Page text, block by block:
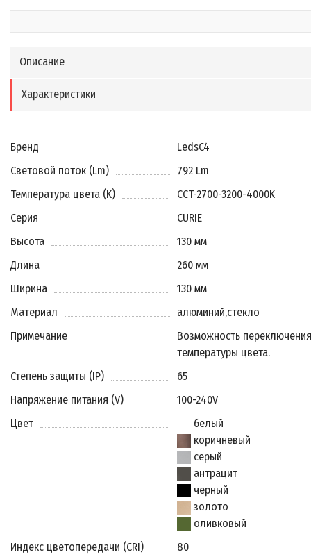
Описание
Характеристики
Бренд
LedsC4
Световой поток (Lm)
792 Lm
Температура цвета (K)
CCT-2700-3200-4000K
Серия
CURIE
Высота
130 мм
Длина
260 мм
Ширина
130 мм
Материал
алюминий,стекло
Примечание
Возможность переключения
температуры цвета.
Степень защиты (IP)
65
Напряжение питания (V)
100-240V
Цвет
белый
коричневый
серый
антрацит
черный
золото
оливковый
Индекс цветопередачи (CRI)
80